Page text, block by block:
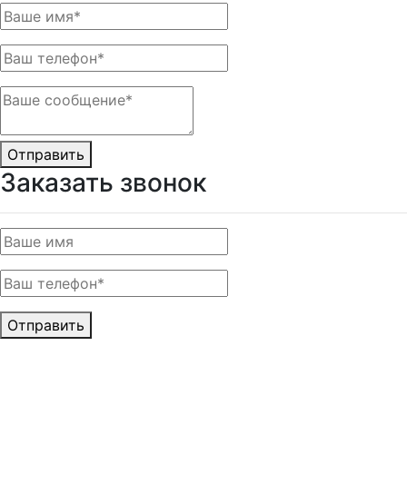
Отправить
Заказать звонок
Отправить